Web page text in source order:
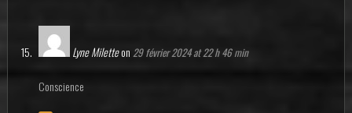
Lyne Miletteon 29 février 2024 at 22 h 46 min
Conscience